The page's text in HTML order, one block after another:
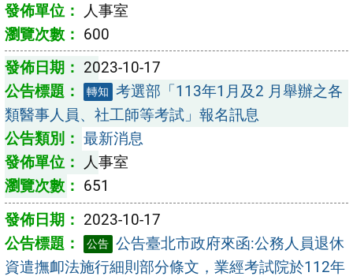
人事室
600
2023-10-17
轉知 考選部「113年1月及2 月舉辦之各
類醫事人員、社工師等考試」報名訊息
最新消息
人事室
651
2023-10-17
公告 公告臺北市政府來函:公務人員退休
資遣撫卹法施行細則部分條文，業經考試院於112年